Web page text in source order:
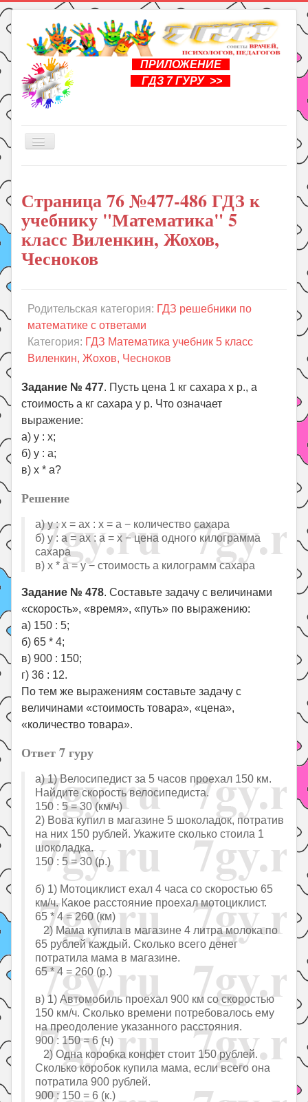
ПРИЛОЖЕНИЕ
ГДЗ 7 ГУРУ >>
Включить/
Книги
Рукоделие
Подготовка к школе
Уроки
Праздники
Психология
Летом!
Поиск
Страница 76 №477-486 ГДЗ к
учебнику "Математика" 5
класс Виленкин, Жохов,
Чесноков
Родительская категория: ГДЗ решебники по
математике с ответами
Категория: ГДЗ Математика учебник 5 класс
Виленкин, Жохов, Чесноков
Задание № 477. Пусть цена 1 кг сахара x р., а
стоимость а кг сахара у р. Что означает
выражение:
а) у : х;
б) у : а;
в) х * а?
Решение
а) у : x = ax : x = a − количество сахара
б) у : a = ax : a = x − цена одного килограмма
сахара
в) х * а = у − стоимость а килограмм сахара
Задание № 478. Составьте задачу с величинами
«скорость», «время», «путь» по выражению:
а) 150 : 5;
б) 65 * 4;
в) 900 : 150;
г) 36 : 12.
По тем же выражениям составьте задачу с
величинами «стоимость товара», «цена»,
«количество товара».
Ответ 7 гуру
а) 1) Велосипедист за 5 часов проехал 150 км.
Найдите скорость велосипедиста.
150 : 5 = 30 (км/ч)
2) Вова купил в магазине 5 шоколадок, потратив
на них 150 рублей. Укажите сколько стоила 1
шоколадка.
150 : 5 = 30 (р.)
б) 1) Мотоциклист ехал 4 часа со скоростью 65
км/ч. Какое расстояние проехал мотоциклист.
65 * 4 = 260 (км)
2) Мама купила в магазине 4 литра молока по
65 рублей каждый. Сколько всего денег
потратила мама в магазине.
65 * 4 = 260 (р.)
в) 1) Автомобиль проехал 900 км со скоростью
150 км/ч. Сколько времени потребовалось ему
на преодоление указанного расстояния.
900 : 150 = 6 (ч)
2) Одна коробка конфет стоит 150 рублей.
Сколько коробок купила мама, если всего она
потратила 900 рублей.
900 : 150 = 6 (к.)